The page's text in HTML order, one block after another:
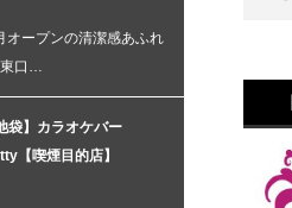
オープンの清潔感あふれ
東口…
袋】カラオケバー
【喫煙目的店】